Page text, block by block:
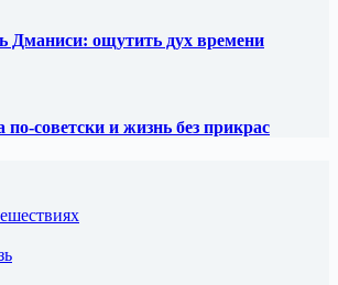
Дманиси: ощутить дух времени
советски и жизнь без прикрас